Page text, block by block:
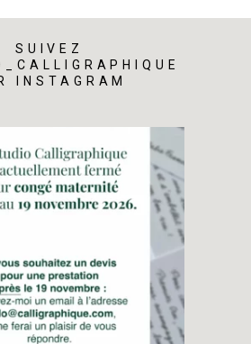
SUIVEZ
INSTAGRAM